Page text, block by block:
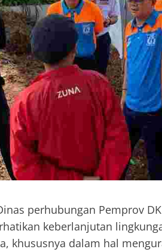
perhubungan Pemprov
keberlanjutan
khususnya dalam hal